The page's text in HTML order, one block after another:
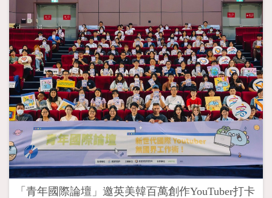
「青年國際論壇」邀英美韓百萬創作YouTuber打卡